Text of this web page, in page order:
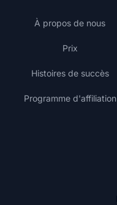
À propos de nous
Prix
Histoires de succès
Programme d'affiliation